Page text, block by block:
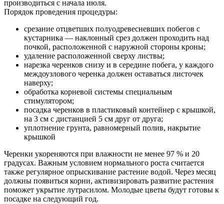
производиться с начала июля.
Порядок проведения процедуры:
срезание отцветших полуодревесневших побегов с
кустарника — наклонный срез должен проходить над
почкой, расположенной с наружной стороны кроны;
удаление расположенной сверху листвы;
нарезка черенков снизу и в середине побега, у каждого
междоузлового черенка должен оставаться листочек
наверху;
обработка корневой системы специальным
стимулятором;
посадка черенков в пластиковый контейнер с крышкой,
на 3 см с дистанцией 5 см друг от друга;
уплотнение грунта, равномерный полив, накрытие
крышкой
Черенки укореняются при влажности не менее 97 % и 20
градусах. Важным условием нормального роста считается
также регулярное опрыскивание растение водой. Через месяц
должны появиться корни, активизировать развитие растения
поможет укрытие лутрасилом. Молодые цветы будут готовы к
посадке на следующий год.